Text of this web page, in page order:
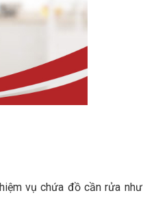
vụ chứa đồ cần rửa như